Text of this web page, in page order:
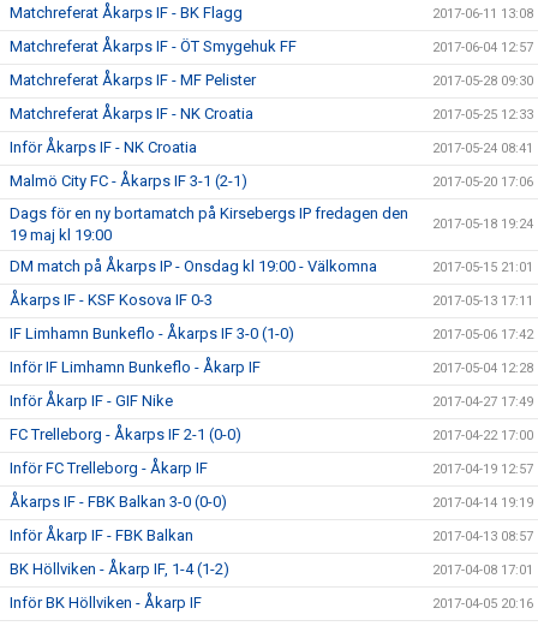
Matchreferat Åkarps IF - BK Flagg 2017-06-11 13:08
Matchreferat Åkarps IF - ÖT Smygehuk FF 2017-06-04 12:57
Matchreferat Åkarps IF - MF Pelister 2017-05-28 09:30
Matchreferat Åkarps IF - NK Croatia 2017-05-25 12:33
Inför Åkarps IF - NK Croatia 2017-05-24 08:41
Malmö City FC - Åkarps IF 3-1 (2-1) 2017-05-20 17:06
Dags för en ny bortamatch på Kirsebergs IP fredagen den
19 maj kl 19:00
2017-05-18 19:24
DM match på Åkarps IP - Onsdag kl 19:00 - Välkomna 2017-05-15 21:01
Åkarps IF - KSF Kosova IF 0-3 2017-05-13 17:11
IF Limhamn Bunkeflo - Åkarps IF 3-0 (1-0) 2017-05-06 17:42
Inför IF Limhamn Bunkeflo - Åkarp IF 2017-05-04 12:28
Inför Åkarp IF - GIF Nike 2017-04-27 17:49
FC Trelleborg - Åkarps IF 2-1 (0-0) 2017-04-22 17:00
Inför FC Trelleborg - Åkarp IF 2017-04-19 12:57
Åkarps IF - FBK Balkan 3-0 (0-0) 2017-04-14 19:19
Inför Åkarp IF - FBK Balkan 2017-04-13 08:57
BK Höllviken - Åkarp IF, 1-4 (1-2) 2017-04-08 17:01
Inför BK Höllviken - Åkarp IF 2017-04-05 20:16